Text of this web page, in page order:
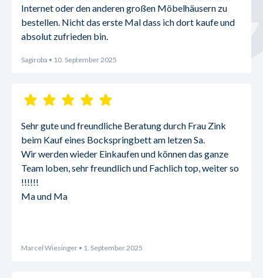
Internet oder den anderen großen Möbelhäusern zu
bestellen. Nicht das erste Mal dass ich dort kaufe und
absolut zufrieden bin.
Sagiroba • 10. September 2025
Sehr gute und freundliche Beratung durch Frau Zink
beim Kauf eines Bockspringbett am letzen Sa.
Wir werden wieder Einkaufen und können das ganze
Team loben, sehr freundlich und Fachlich top, weiter so
!!!!!!
Ma und Ma
Marcel Wiesinger • 1. September 2025